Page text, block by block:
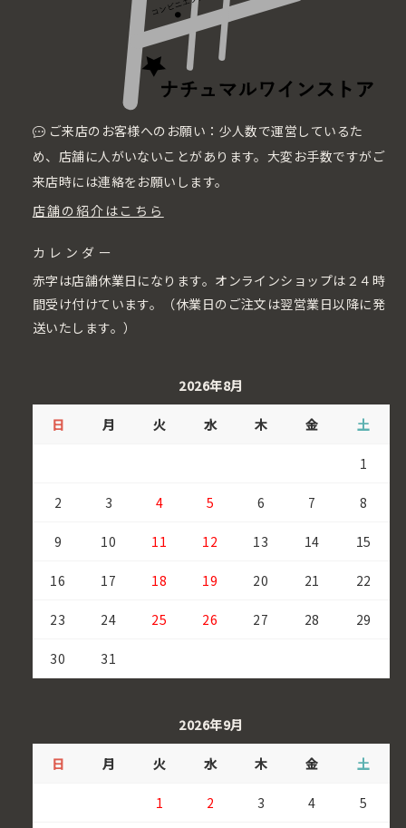
ご来店のお客様へのお願い：少人数で運営しているた
め、店舗に人がいないことがあります。大変お手数ですがご
来店時には連絡をお願いします。
店舗の紹介はこちら
カレンダー
赤字は店舗休業日になります。オンラインショップは２４時
間受け付けています。（休業日のご注文は翌営業日以降に発
送いたします。）
2026年8月
日 月 火 水 木 金 土
1
2 3 4 5 6 7 8
9 10 11 12 13 14 15
16 17 18 19 20 21 22
23 24 25 26 27 28 29
30 31
2026年9月
日 月 火 水 木 金 土
1 2 3 4 5